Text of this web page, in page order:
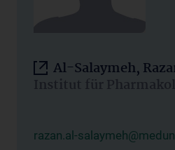
Al-Salaymeh,
Institut für
razan.al-